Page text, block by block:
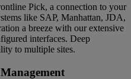
Pick, a connection to your
like SAP, Manhattan, JDA,
a breeze with our extensive
interfaces. Deep
to multiple sites.